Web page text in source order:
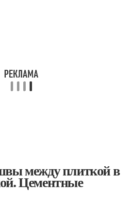
между плиткой в
Цементные